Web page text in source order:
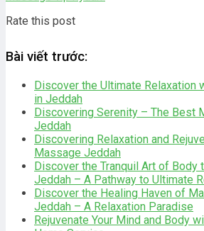
Rate this post
Bài viết trước:
Discover the Ultimate Relaxation
in Jeddah
Discovering Serenity – The Best
Jeddah
Discovering Relaxation and
Massage Jeddah
Discover the Tranquil Art of Body
Jeddah – A Pathway to Ultimate
Discover the Healing Haven of
Jeddah – A Relaxation Paradise
Rejuvenate Your Mind and Body